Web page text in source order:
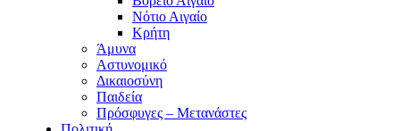
Νότιο Αιγαίο
Κρήτη
Άμυνα
Αστυνομικό
Δικαιοσύνη
Παιδεία
Πρόσφυγες – Μετανάστες